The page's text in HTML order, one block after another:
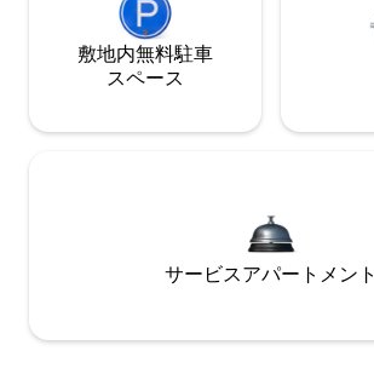
敷地内無料駐⁠車
ス⁠ペ⁠ー⁠ス
サービスアパートメント